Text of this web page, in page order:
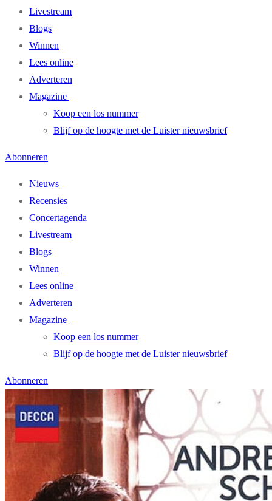
Livestream
Blogs
Winnen
Lees online
Adverteren
Magazine
Koop een los nummer
Blijf op de hoogte met de Luister nieuwsbrief
Abonneren
Nieuws
Recensies
Concertagenda
Livestream
Blogs
Winnen
Lees online
Adverteren
Magazine
Koop een los nummer
Blijf op de hoogte met de Luister nieuwsbrief
Abonneren